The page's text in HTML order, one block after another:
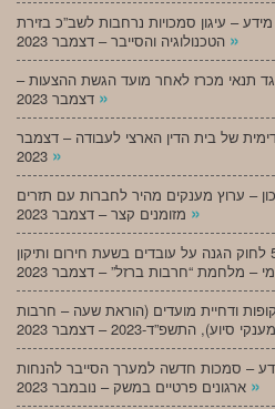
מידע – עיגון סמכויות נרחבות לשב”כ בזירת
»
תנאי מכרז לאחר מועד הגשת ההצעות –
»
של בית הדין הארצי לעבודה – דצמבר
»
– ערוץ מענקים מהיר לחברות עם תזרים
»
מעו”דכן יחסי עבודה – תיקון מס’ 5 לחוק הגנה על עובדים בשעת חירום ותיקון
ודחיית מועדים (הוראת שעה – חרבות
מידע – סמכות חדשה למערך הסייבר להנחות
»